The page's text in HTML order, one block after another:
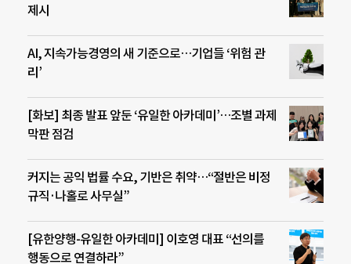
제시
AI, 지속가능경영의 새 기준으로…기업들 ‘위험 관
리’
[화보] 최종 발표 앞둔 ‘유일한 아카데미’…조별 과제
막판 점검
커지는 공익 법률 수요, 기반은 취약…“절반은 비정
규직·나홀로 사무실”
[유한양행-유일한 아카데미] 이호영 대표 “선의를
행동으로 연결하라”